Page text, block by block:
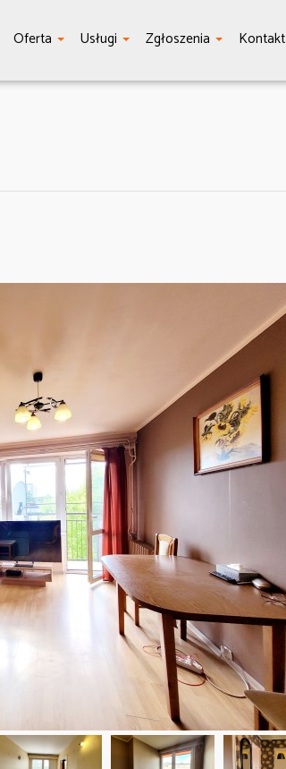
Oferta Usługi Zgłoszenia Kontakt